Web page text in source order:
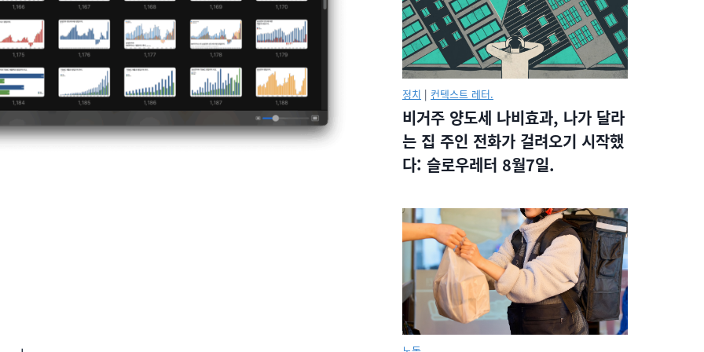
정치 | 컨텍스트 레터.
비거주 양도세 나비효과, 나가 달라
는 집 주인 전화가 걸려오기 시작했
다: 슬로우레터 8월7일.